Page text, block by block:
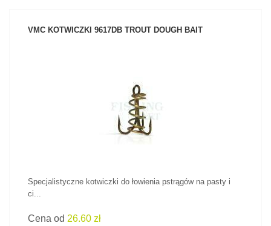
VMC KOTWICZKI 9617DB TROUT DOUGH BAIT
ZOBACZ PRODUKT
Specjalistyczne kotwiczki do łowienia pstrągów na pasty i
ci...
Cena od 26.60 zł